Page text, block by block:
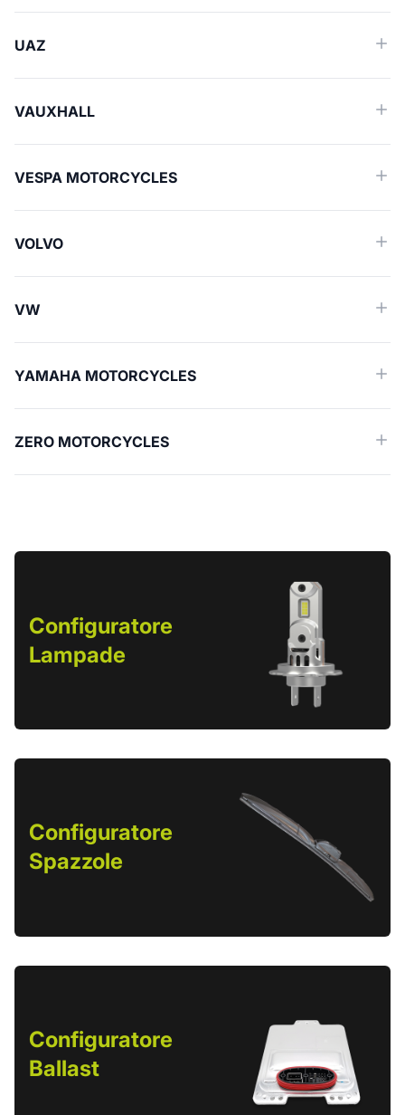
UAZ
VAUXHALL
VESPA MOTORCYCLES
VOLVO
VW
YAMAHA MOTORCYCLES
ZERO MOTORCYCLES
Configuratore
Lampade
Configuratore
Spazzole
Configuratore
Ballast